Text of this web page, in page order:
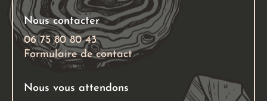
Nous contacter
06 75 80 80 43
Formulaire de contact
Nous vous attendons